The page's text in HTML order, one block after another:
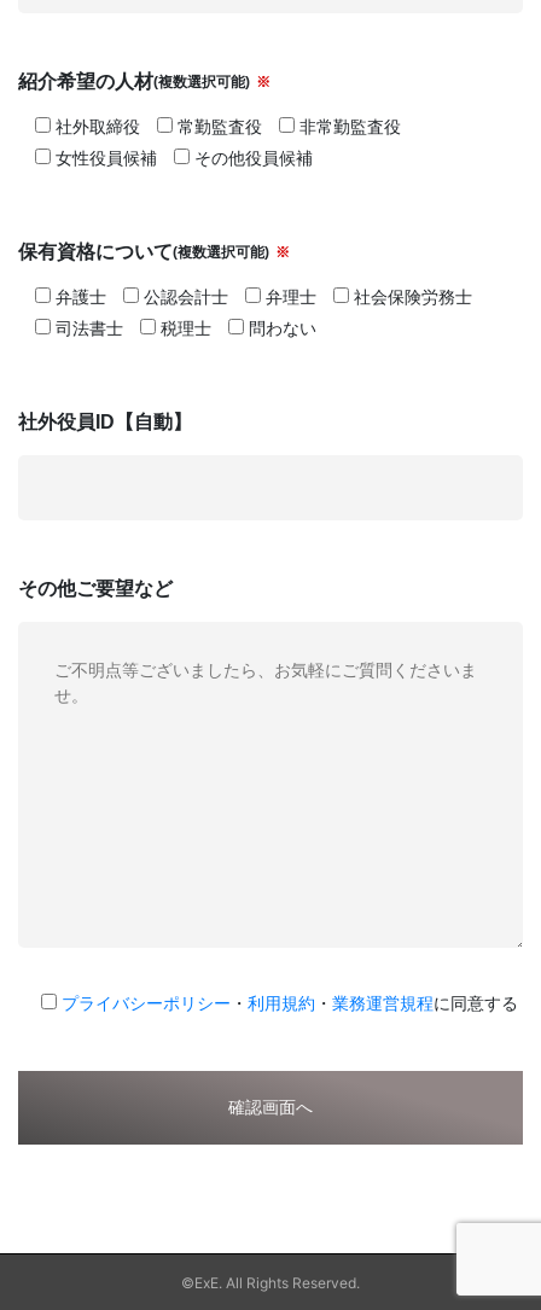
紹介希望の人材(複数選択可能) ※
社外取締役 常勤監査役
非常勤監査役
女性役員候補
その他役員候補
保有資格について(複数選択可能) ※
弁護士 公認会計士 弁理士
社会保険労務士
司法書士
税理士 問わない
社外役員ID【自動】
その他ご要望など
プライバシーポリシー ・ 利用規約 ・ 業務運営規程に同意する
©ExE. All Rights Reserved.